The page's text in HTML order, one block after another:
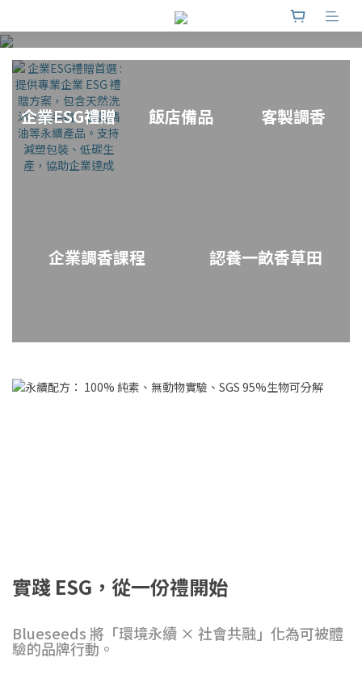
把月光調成團圓的香氣，今年用香氣擁
企業ESG禮贈 飯店備品 客製調香
企業調香課程 認養一畝香草田
實踐 ESG，從一份禮開始
Blueseeds 將「環境永續 × 社會共融」化為可被體
驗的品牌行動。